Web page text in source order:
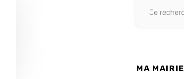
MA MAIRIE